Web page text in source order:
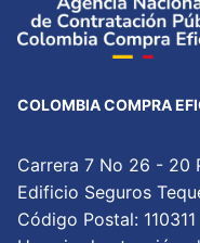
COLOMBIA COMPRA
Carrera 7 No 26 - 20
Edificio Seguros
Código Postal: 110311